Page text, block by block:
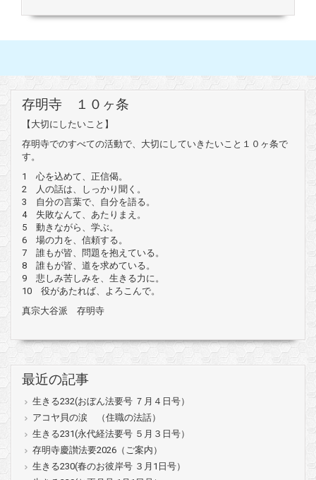
存明寺 １０ヶ条
【大切にしたいこと】
存明寺でのすべての活動で、大切にしていきたいこと１０ヶ条で
す。
1 心を込めて、正信偈。
2 人の話は、しっかり聞く。
3 自分の言葉で、自分を語る。
4 失敗なんて、あたりまえ。
5 動きながら、学ぶ。
6 場の力を、信頼する。
7 誰もが皆、問題を抱えている。
8 誰もが皆、道を求めている。
9 悲しみ苦しみを、生きる力に。
10 役があたれば、よろこんで。
真宗大谷派 存明寺
最近の記事
生きる232(おぼん法要号 ７月４日号）
アコヤ貝の涙 （住職の法話）
生きる231(永代経法要号 ５月３日号）
存明寺慶讃法要2026（ご案内）
生きる230(春のお彼岸号 ３月1日号）